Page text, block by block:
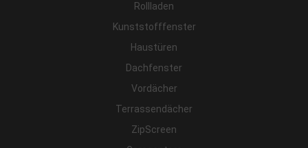
Rollladen
Kunststofffenster
Haustüren
Dachfenster
Vordächer
Terrassendächer
ZipScreen